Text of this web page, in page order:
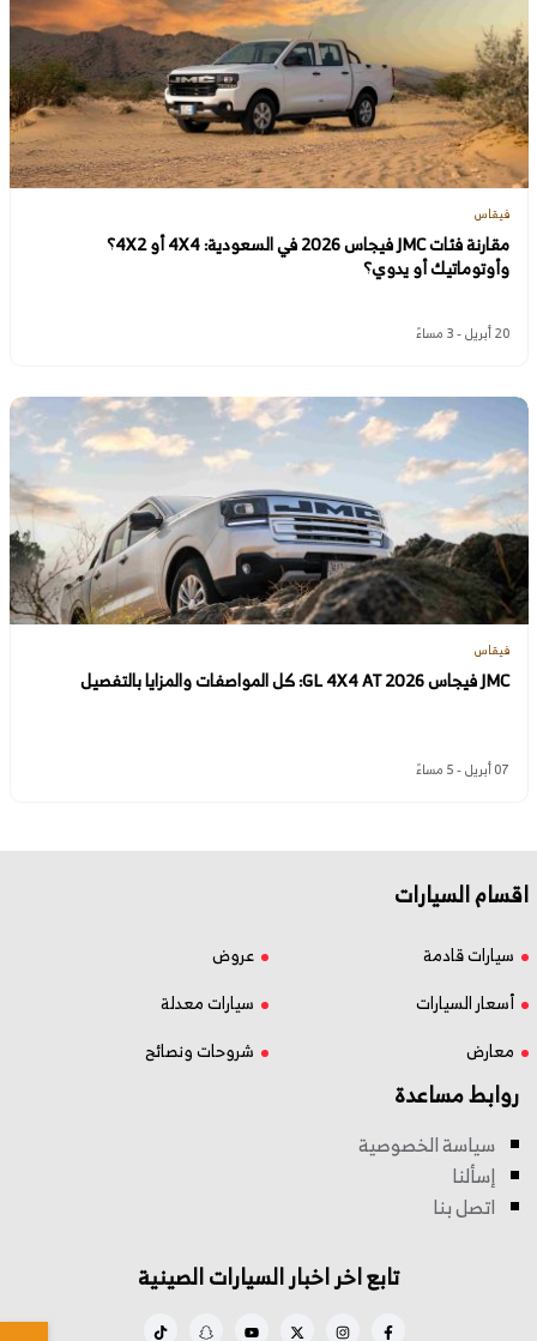
فيقاس
مقارنة فئات JMC فيجاس 2026 في السعودية: 4X4 أو 4X2؟
وأوتوماتيك أو يدوي؟
20 أبريل - 3 مساءً
فيقاس
JMC فيجاس GL 4X4 AT 2026: كل المواصفات والمزايا بالتفصيل
07 أبريل - 5 مساءً
اقسام السيارات
سيارات قادمة
عروض
أسعار السيارات
سيارات معدلة
معارض
شروحات ونصائح
روابط مساعدة
سياسة الخصوصية
إسألنا
اتصل بنا
تابع اخر اخبار السيارات الصينية